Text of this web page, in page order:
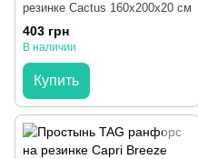
резинке Cactus 160x200x20 см
403 грн
В наличии
Купить